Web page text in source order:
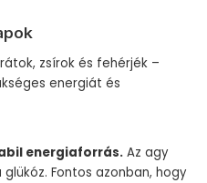
zsírok és fehérjék –
energiát és
energiaforrás. Az agy
Fontos azonban, hogy